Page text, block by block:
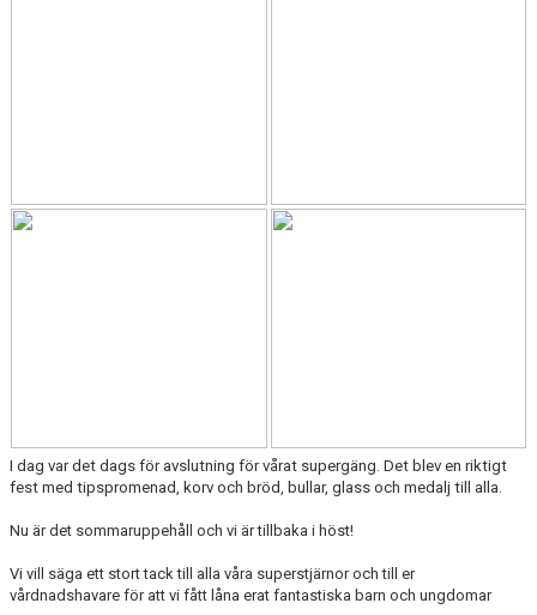
VACCINERA KLUBBEN
I dag var det dags för avslutning för vårat supergäng. Det blev en riktigt
fest med tipspromenad, korv och bröd, bullar, glass och medalj till alla.
Nu är det sommaruppehåll och vi är tillbaka i höst!
Vi vill säga ett stort tack till alla våra superstjärnor och till er
vårdnadshavare för att vi fått låna erat fantastiska barn och ungdomar